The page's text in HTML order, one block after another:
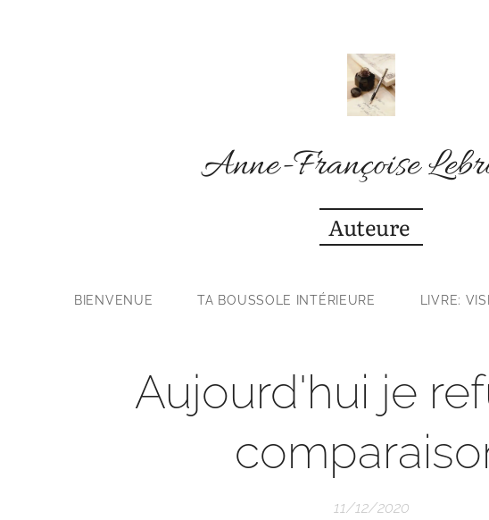
Anne-Françoise
Auteure
BIENVENUE TA BOUSSOLE INTÉRIEURE LIVRE:
Aujourd'hui je
11/12/2020